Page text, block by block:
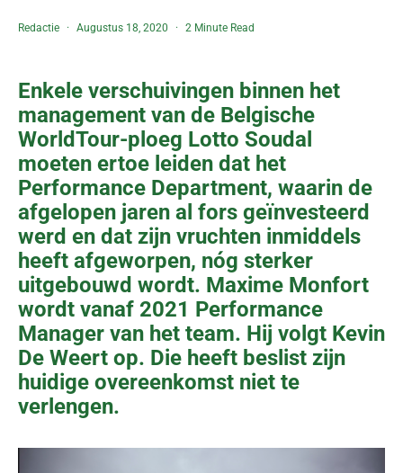
Redactie Augustus 18, 2020 2 Minute Read
Enkele verschuivingen binnen het
management van de Belgische
WorldTour-ploeg Lotto Soudal
moeten ertoe leiden dat het
Performance Department, waarin de
afgelopen jaren al fors geïnvesteerd
werd en dat zijn vruchten inmiddels
heeft afgeworpen, nóg sterker
uitgebouwd wordt. Maxime Monfort
wordt vanaf 2021 Performance
Manager van het team. Hij volgt Kevin
De Weert op. Die heeft beslist zijn
huidige overeenkomst niet te
verlengen.